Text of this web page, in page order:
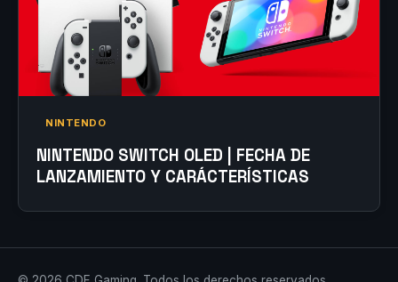
NINTENDO
NINTENDO SWITCH OLED | FECHA DE
LANZAMIENTO Y CARÁCTERÍSTICAS